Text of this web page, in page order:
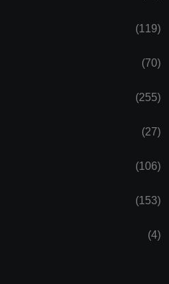
(119)
(70)
(255)
(27)
(106)
(153)
(4)